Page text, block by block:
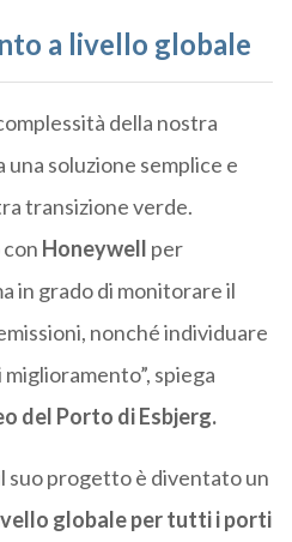
a livello globale
della nostra
soluzione semplice e
transizione verde.
Honeywell per
in grado di monitorare il
nonché individuare
spiega
del Porto di Esbjerg.
suo progetto è diventato un
globale per tutti i porti